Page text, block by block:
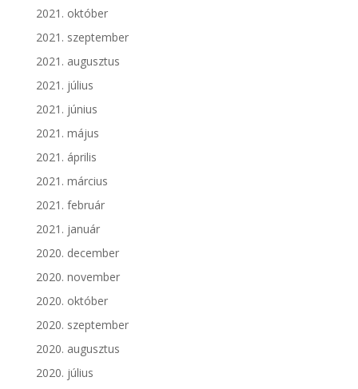
2021. október
2021. szeptember
2021. augusztus
2021. július
2021. június
2021. május
2021. április
2021. március
2021. február
2021. január
2020. december
2020. november
2020. október
2020. szeptember
2020. augusztus
2020. július